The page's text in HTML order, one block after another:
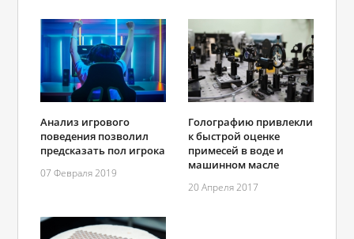
Анализ игрового
поведения позволил
предсказать пол игрока
07 Февраля 2019
Голографию привлекли
к быстрой оценке
примесей в воде и
машинном масле
20 Апреля 2017